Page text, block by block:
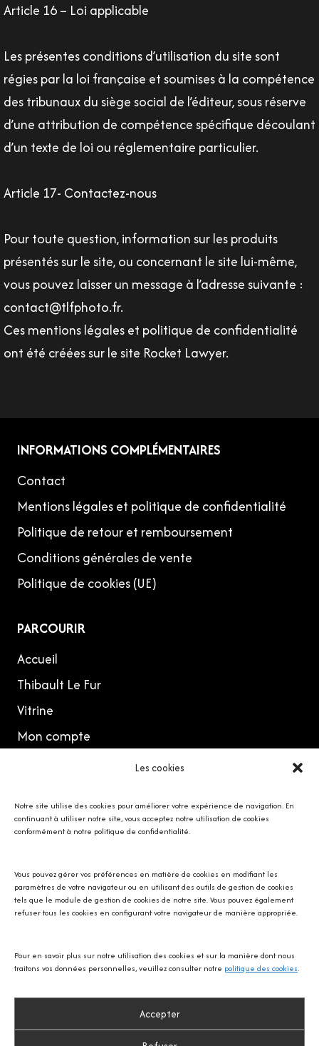
Les cookies
Notre site utilise des cookies pour améliorer votre expérience de navigation. En
continuant à utiliser notre site, vous acceptez notre utilisation de cookies
conformément à notre politique de confidentialité.
Vous pouvez gérer vos préférences en matière de cookies en modifiant les
paramètres de votre navigateur ou en utilisant des outils de gestion de cookies
tels que le module de gestion de cookies de notre site. Vous pouvez également
refuser tous les cookies en configurant votre navigateur de manière appropriée.
Pour en savoir plus sur notre utilisation des cookies et sur la manière dont nous
traitons vos données personnelles, veuillez consulter notre politique des cookies.
Accepter
Article 16 – Loi applicable
Les présentes conditions d’utilisation du site sont
régies par la loi française et soumises à la compétence
des tribunaux du siège social de l’éditeur, sous réserve
d’une attribution de compétence spécifique découlant
d’un texte de loi ou réglementaire particulier.
Article 17- Contactez-nous
Pour toute question, information sur les produits
présentés sur le site, ou concernant le site lui-même,
vous pouvez laisser un message à l’adresse suivante :
contact@tlfphoto.fr.
Ces mentions légales et politique de confidentialité
ont été créées sur le site Rocket Lawyer.
INFORMATIONS COMPLÉMENTAIRES
Contact
Mentions légales et politique de confidentialité
Politique de retour et remboursement
Conditions générales de vente
Politique de cookies (UE)
PARCOURIR
Accueil
Thibault Le Fur
Vitrine
Mon compte
Avec SOS écureuil Provence